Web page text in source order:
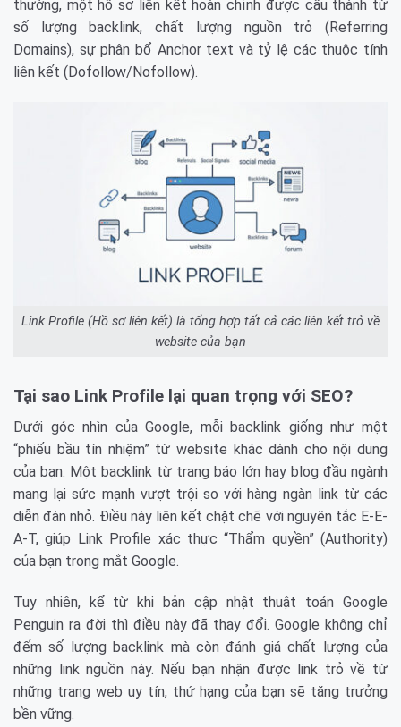
thường, một hồ sơ liên kết hoàn chỉnh được cấu thành từ
số lượng backlink, chất lượng nguồn trỏ (Referring
Domains), sự phân bổ Anchor text và tỷ lệ các thuộc tính
liên kết (Dofollow/Nofollow).
Link Profile (Hồ sơ liên kết) là tổng hợp tất cả các liên kết trỏ về
website của bạn
Tại sao Link Profile lại quan trọng với SEO?
Dưới góc nhìn của Google, mỗi backlink giống như một
“phiếu bầu tín nhiệm” từ website khác dành cho nội dung
của bạn. Một backlink từ trang báo lớn hay blog đầu ngành
mang lại sức mạnh vượt trội so với hàng ngàn link từ các
diễn đàn nhỏ. Điều này liên kết chặt chẽ với nguyên tắc E-E-
A-T, giúp Link Profile xác thực “Thẩm quyền” (Authority)
của bạn trong mắt Google.
Tuy nhiên, kể từ khi bản cập nhật thuật toán Google
Penguin ra đời thì điều này đã thay đổi. Google không chỉ
đếm số lượng backlink mà còn đánh giá chất lượng của
những link nguồn này. Nếu bạn nhận được link trỏ về từ
những trang web uy tín, thứ hạng của bạn sẽ tăng trưởng
bền vững.